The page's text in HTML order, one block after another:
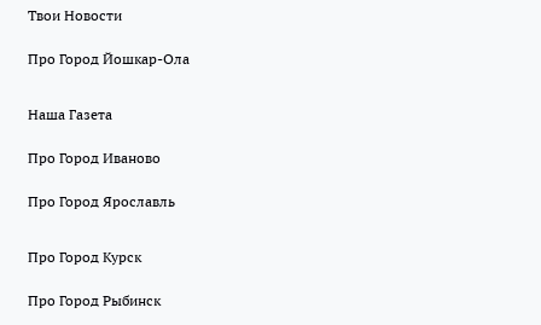
Твои Новости
Про Город Йошкар-Ола
Наша Газета
Про Город Иваново
Про Город Ярославль
Про Город Курск
Про Город Рыбинск